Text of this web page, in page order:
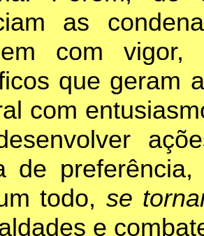
as
com
que geram
com
de
todo, se
e